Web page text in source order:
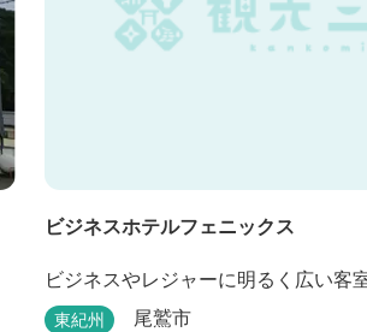
ビジネスホテルフェニックス
ビジネスやレジャーに明るく広い客室
東紀州 尾鷲市